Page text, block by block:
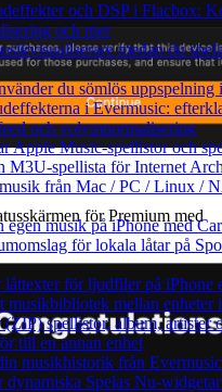
och DSP i Flacbox:
och mer
medan du
du sömlös uppspelning
i Evermusic:
och volymnormalisering
Apple Music-spellistor och
M3U-spellista för Internet
från Mac / PC / Linux /
egen musik på iPhone med
för lokala låtar på
låttexter för ljudfiler på iPhone
mellan enheter
spellistor, album, artister
till en annan enhet
musikhistorik från
dynamiska Spelas Nu-
för Premium med